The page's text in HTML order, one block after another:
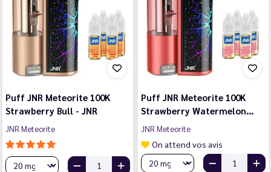
Puff JNR Meteorite 100K
Strawberry Bull - JNR
JNR Meteorite
Puff JNR Meteorite 100K
Strawberry Watermelon…
JNR Meteorite
On attend vos avis